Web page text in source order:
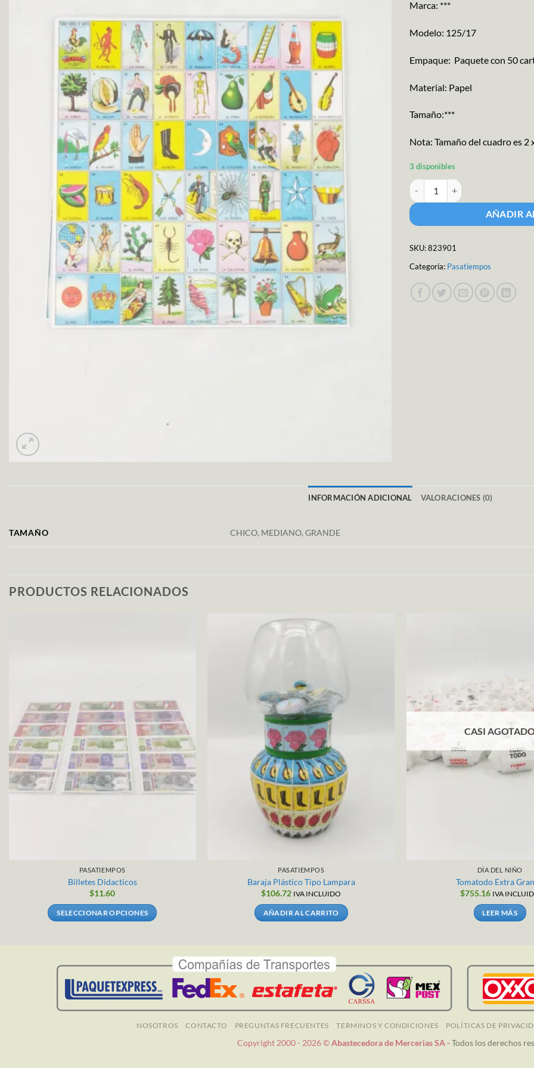
Marca: ***
Modelo: 125/17
Empaque: Paquete con 50
Material: Papel
Tamaño:***
Nota: Tamaño del cuadro es 2
3 disponibles
Loteria Planilla Papel Med
AÑADIR
SKU:823901
Categoría: Pasatiempos
INFORMACIÓN ADICIONAL VALORACIONES (0)
TAMAÑO CHICO, MEDIANO, GRANDE
PRODUCTOS RELACIONADOS
PASATIEMPOS
Billetes Didacticos
$11.60
SELECCIONAR OPCIONES
múltiples
variantes.
Las
opciones
PASATIEMPOS
Baraja Plástico Tipo Lampara
$106.72 IVA INCLUIDO
AÑADIR AL CARRITO
CASI
DÍA DEL NIÑO
Tomatodo Extra
$755.16 IVA
LEER MÁS
NOSOTROS CONTACTO PREGUNTAS FRECUENTES TERMINOS Y CONDICIONES POLÍTICAS DE
Copyright 2000 - 2026 ©Abastecedora de Mercerias SA -Todos los derechos